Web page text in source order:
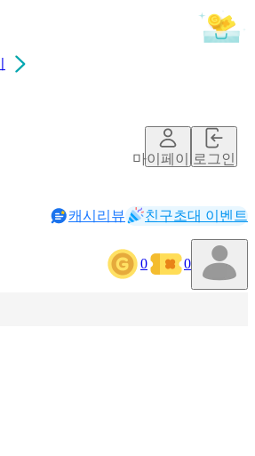
마이페이지로그인
캐시리뷰 친구초대 이벤트
0 0